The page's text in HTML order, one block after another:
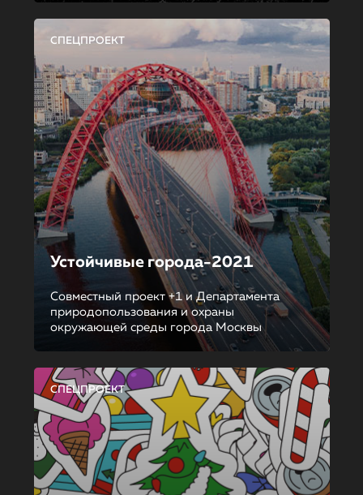
СПЕЦПРОЕКТ
Устойчивые города-2021
Совместный проект +1 и Департамента
природопользования и охраны
окружающей среды города Москвы
СПЕЦПРОЕКТ